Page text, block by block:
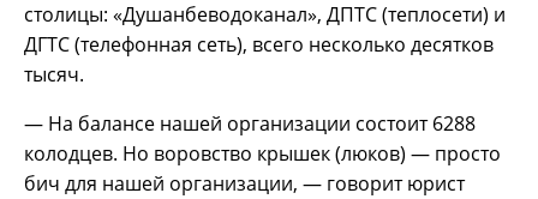
столицы: «Душанбеводоканал», ДПТС (теплосети) и
ДГТС (телефонная сеть), всего несколько десятков
тысяч.
— На балансе нашей организации состоит 6288
колодцев. Но воровство крышек (люков) — просто
бич для нашей организации, — говорит юрист